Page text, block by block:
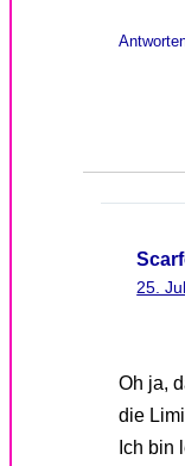
25.
Oh ja,
die
Ich bin